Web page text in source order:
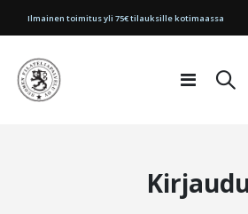
Ilmainen toimitus yli 75€ tilauksille kotimaassa
Toggle